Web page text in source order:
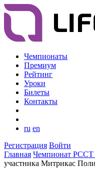
Чемпионаты
Премиум
Рейтинг
Уроки
Билеты
Контакты
ru en
Регистрация Войти
Главная Чемпионат РССТ
участника Митрикас